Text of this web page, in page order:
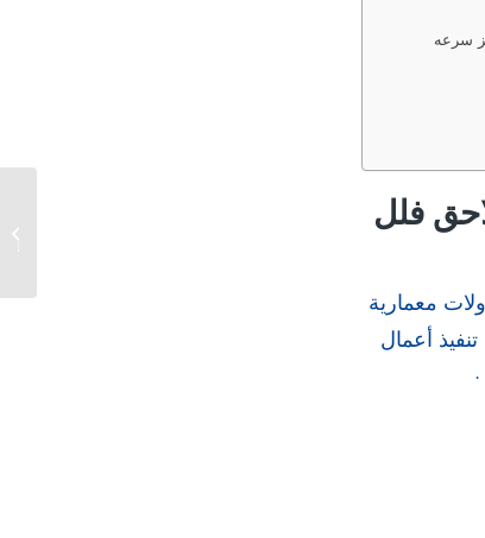
سرعه
بناء ملاحق فلل
معمارية
أعمال
·